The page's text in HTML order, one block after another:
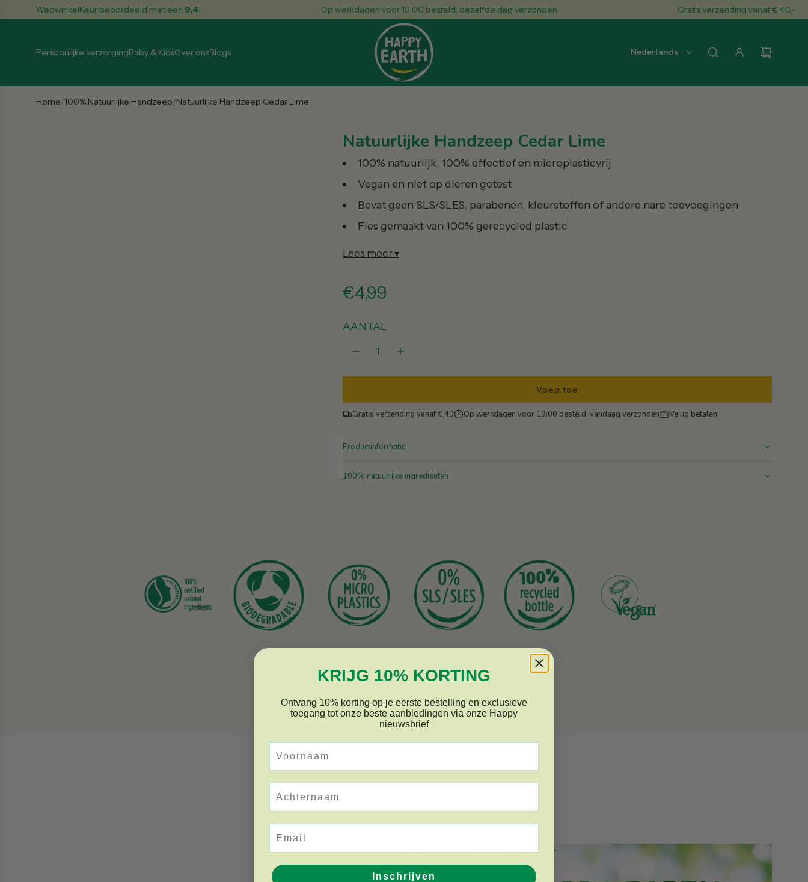
a
i
WebwinkelKeurbeoordeeld met een9,4! Op werkdagen voor 19:00 besteld, dezelfde dag verzonden Gratis verzending vanaf € 40,-
Persoonlijke verzorgingBaby & KidsOver onsBlogs Nederlands
Home/100% Natuurlijke Handzeep/Natuurlijke Handzeep Cedar Lime
Natuurlijke Handzeep Cedar Lime
100% natuurlijk, 100% effectief en microplasticvrij
Vegan en niet op dieren getest
Bevat geen SLS/SLES, parabenen, kleurstoffen of andere nare toevoegingen
Fles gemaakt van 100% gerecycled plastic
Lees meer ▾
N
o
m
a
e
p
s
€4,99
AANTAL
Voeg toe
l
a
e
.
Gratis verzending vanaf € 40 Op werkdagen voor 19:00 besteld, vandaag verzonden Veilig betalen
Productinformatie
100% natuurlijke ingrediënten
KRIJG 10% KORTING
Ontvang 10% korting op je eerste bestelling en exclusieve
toegang tot onze beste aanbiedingen via onze Happy
nieuwsbrief
Inschrijven